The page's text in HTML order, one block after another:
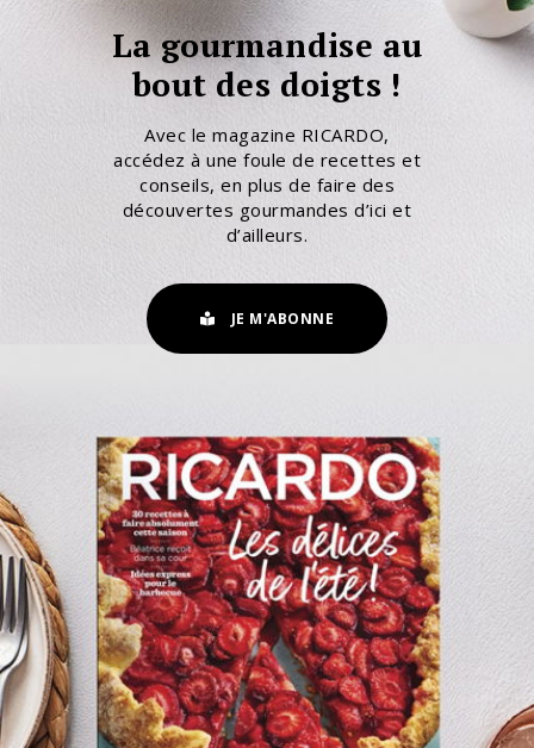
La gourmandise au
bout des doigts !
Avec le magazine RICARDO,
accédez à une foule de recettes et
conseils, en plus de faire des
découvertes gourmandes d’ici et
d’ailleurs.
JE M'ABONNE